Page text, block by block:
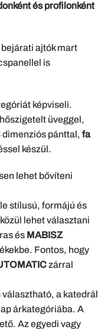
és profilonként
ajtók mart
is
képviseli.
üveggel,
dimenziós pánttal, fa
készül.
lehet bővíteni
stílusú, formájú és
közül lehet választani
és MABISZ
Fontos, hogy
zárral
a katedrál
árkategóriába. A
Az egyedi vagy